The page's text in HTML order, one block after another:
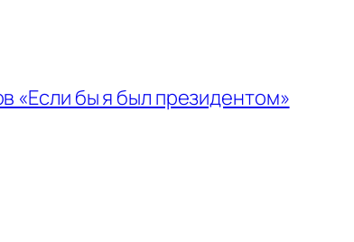
«Если бы я был президентом»